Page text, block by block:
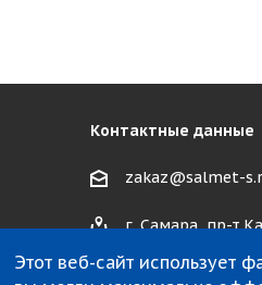
Контактные данные
zakaz@salmet-
г. Самара, пр-т
Этот веб-сайт использует